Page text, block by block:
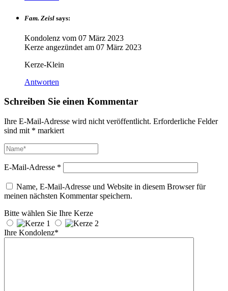
Fam. Zeisl says:
Kondolenz vom 07 März 2023
Kerze angezündet am 07 März 2023
Kerze-Klein
Antworten
Schreiben Sie einen Kommentar
Ihre E-Mail-Adresse wird nicht veröffentlicht. Erforderliche Felder
sind mit * markiert
E-Mail-Adresse *
Name, E-Mail-Adresse und Website in diesem Browser für
meinen nächsten Kommentar speichern.
Bitte wählen Sie Ihre Kerze
Ihre Kondolenz*